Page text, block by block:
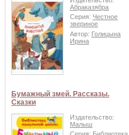
Абраказябра
Серия: Честное
звериное
Автор: Голицына
Ирина
Бумажный змей. Рассказы.
Сказки
Издательство:
Малыш